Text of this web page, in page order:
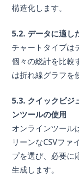
構造化します。
5.2. データに適し
チャートタイプは
個々の総計を比較
は折れ線グラフを
5.3. クイックビジ
ンツールの使用
オンラインツール
リーンなCSVファ
プを選び、必要に
生成します。